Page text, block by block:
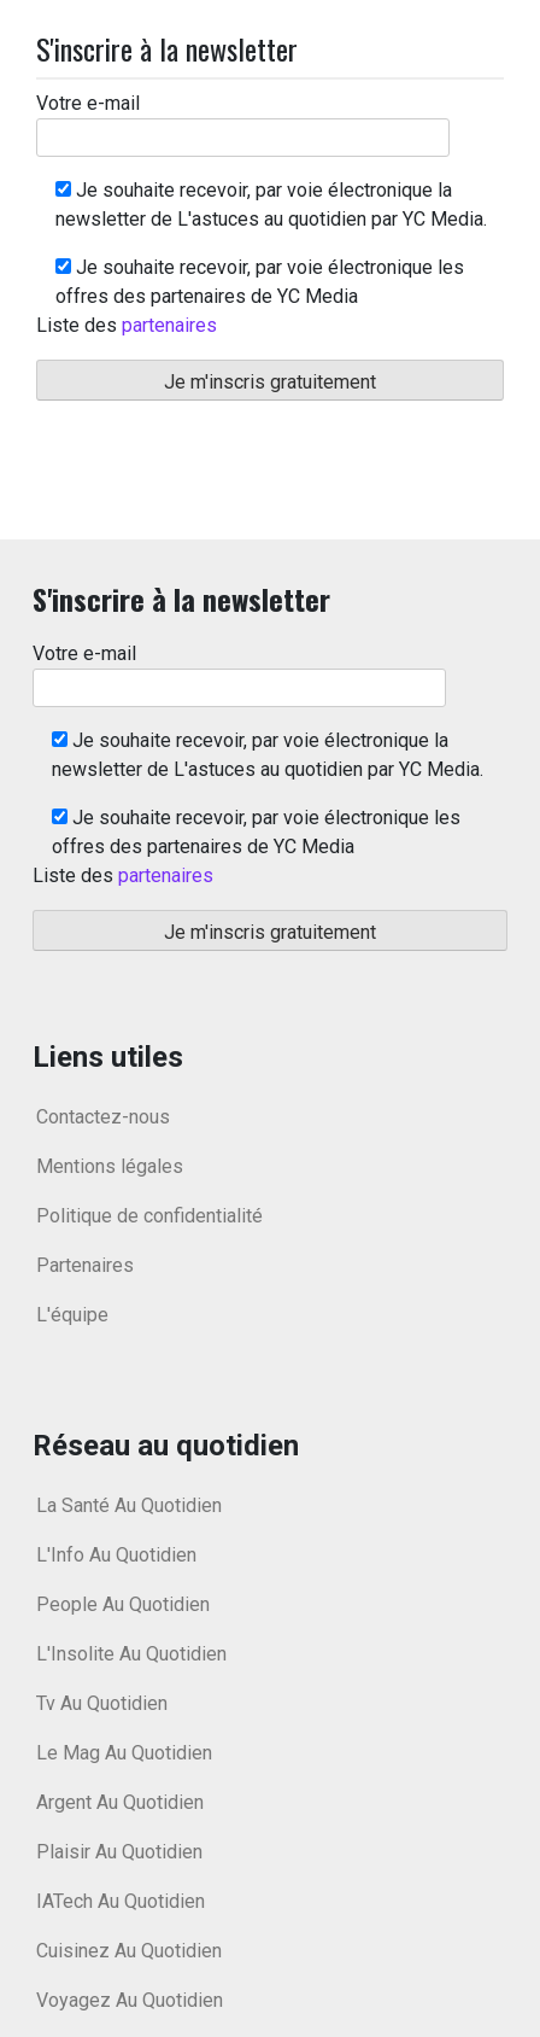
S'inscrire à la newsletter
Votre e-mail
Je souhaite recevoir, par voie électronique la
newsletter de L'astuces au quotidien par YC Media.
Je souhaite recevoir, par voie électronique les
offres des partenaires de YC Media
Liste des partenaires
S'inscrire à la newsletter
Votre e-mail
Je souhaite recevoir, par voie électronique la
newsletter de L'astuces au quotidien par YC Media.
Je souhaite recevoir, par voie électronique les
offres des partenaires de YC Media
Liste des partenaires
Liens utiles
Contactez-nous
Mentions légales
Politique de confidentialité
Partenaires
L'équipe
Réseau au quotidien
La Santé Au Quotidien
L'Info Au Quotidien
People Au Quotidien
L'Insolite Au Quotidien
Tv Au Quotidien
Le Mag Au Quotidien
Argent Au Quotidien
Plaisir Au Quotidien
IATech Au Quotidien
Cuisinez Au Quotidien
Voyagez Au Quotidien